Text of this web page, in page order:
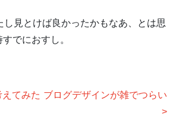
し見とけば良かったかもなあ、とは思
でにおすし。
てみた ブログデザインが雑でつらい